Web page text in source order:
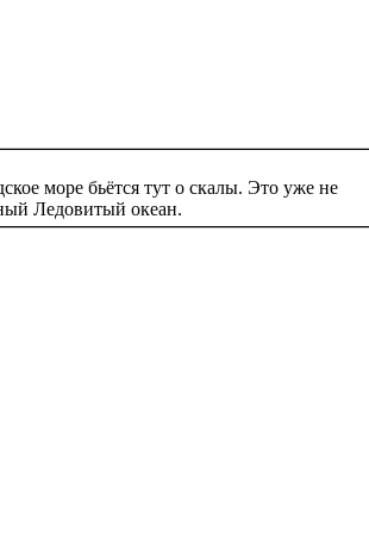
море бьётся тут о скалы. Это уже не
Ледовитый океан.